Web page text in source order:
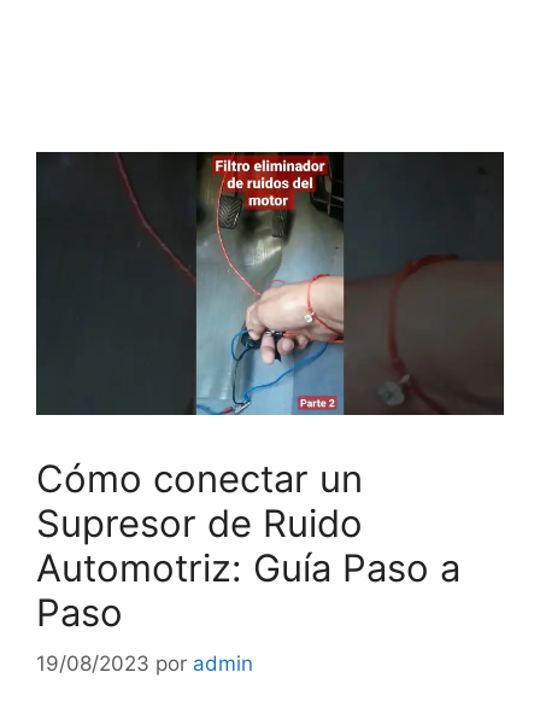
Cómo conectar un
Supresor de Ruido
Automotriz: Guía Paso a
Paso
19/08/2023 por admin